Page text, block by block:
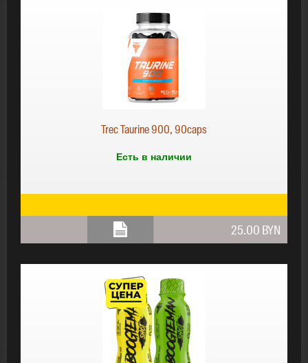
Trec Taurine 900, 90caps
Есть в наличии
25.00 BYN